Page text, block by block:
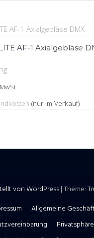
AF-1 Axialgebläse
(nur im Verkauf)
von WordPress|Theme:
Allgemeine